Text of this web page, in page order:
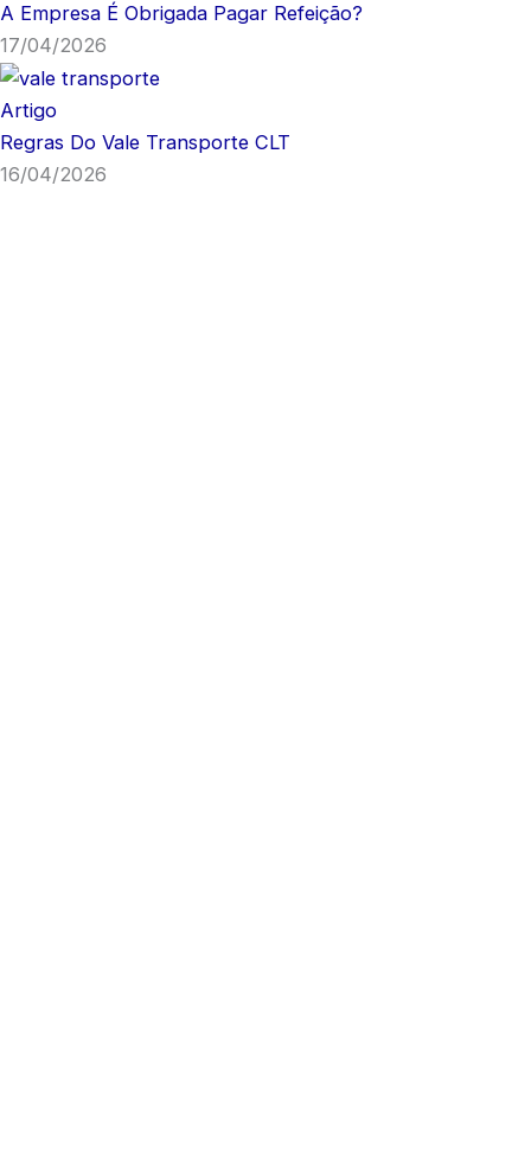
A Empresa É Obrigada Pagar Refeição?
17/04/2026
Artigo
Regras Do Vale Transporte CLT
16/04/2026